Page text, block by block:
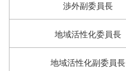
渉外副委員長
地域活性化委員長
地域活性化副委員長